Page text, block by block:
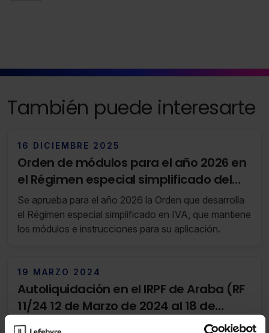
También puede interesarte
16 DICIEMBRE 2025
Orden de módulos para el año 2026 en
el Régimen especial simplificado del
impuesto (RF 50/25 09 de Diciembre de
2025 al 15 de Diciembre de 2025)
Se aprueba para el año 2026 la Orden que desarrolla
el Régimen especial simplificado en IVA, que mantiene
los módulos e instrucciones para su aplicación.
19 MARZO 2024
Autoliquidación en el IRPF de Araba (RF
11/24 12 de Marzo de 2024 al 18 de
Marzo de 2024)
Se aprueban las modalidades, los plazos para la